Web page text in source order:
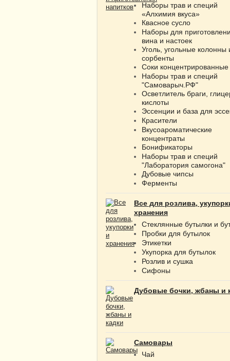
Наборы трав и специй
«Алхимия вкуса»
Квасное сусло
Наборы для
вина и настоек
Уголь, угольные колонны
сорбенты
Соки концентрированные
Наборы трав и специй
"Самоварыч.РФ"
Осветлитель браги,
кислоты
Эссенции и база для
Красители
Вкусоароматические
концентраты
Бонификаторы
Наборы трав и специй
"Лаборатория самогона"
Дубовые чипсы
Ферменты
Все для розлива,
хранения
Стеклянные бутылки и
Пробки для бутылок
Этикетки
Укупорка для бутылок
Розлив и сушка
Сифоны
Дубовые бочки, жбаны и
Самовары
Чай